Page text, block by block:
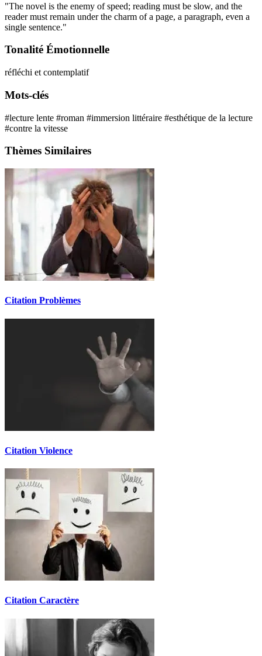
"The novel is the enemy of speed; reading must be slow, and the
reader must remain under the charm of a page, a paragraph, even a
single sentence."
Tonalité Émotionnelle
réfléchi et contemplatif
Mots-clés
#lecture lente #roman #immersion littéraire #esthétique de la lecture
#contre la vitesse
Thèmes Similaires
Citation Problèmes
Citation Violence
Citation Caractère